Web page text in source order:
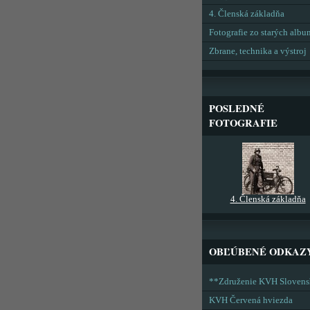
4. Členská základňa
Fotografie zo starých
Zbrane, technika a výstroj
POSLEDNÉ
FOTOGRAFIE
4. Členská základňa
OBĽÚBENÉ
**Združenie KVH
KVH Červená hviezda